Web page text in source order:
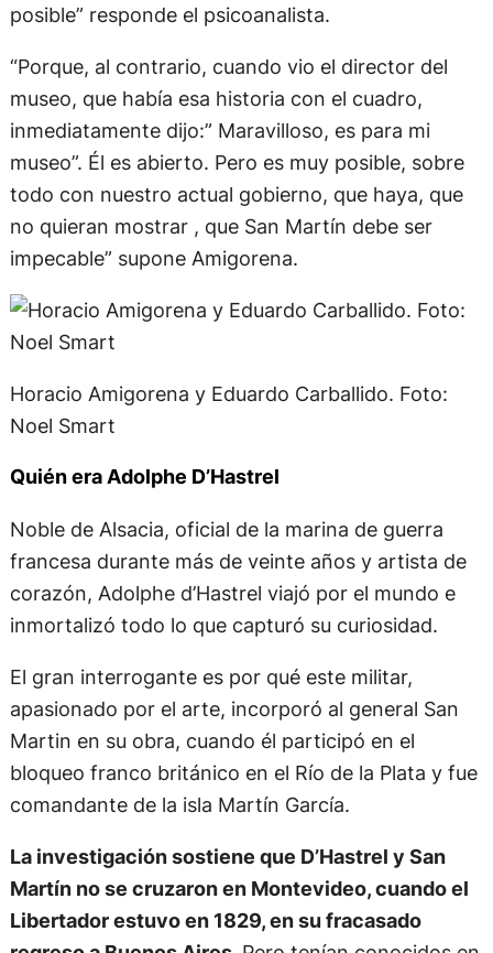
posible” responde el psicoanalista.
“Porque, al contrario, cuando vio el director del
museo, que había esa historia con el cuadro,
inmediatamente dijo:” Maravilloso, es para mi
museo”. Él es abierto. Pero es muy posible, sobre
todo con nuestro actual gobierno, que haya, que
no quieran mostrar , que San Martín debe ser
impecable” supone Amigorena.
Horacio Amigorena y Eduardo Carballido. Foto:
Noel Smart
Quién era Adolphe D’Hastrel
Noble de Alsacia, oficial de la marina de guerra
francesa durante más de veinte años y artista de
corazón, Adolphe d’Hastrel viajó por el mundo e
inmortalizó todo lo que capturó su curiosidad.
El gran interrogante es por qué este militar,
apasionado por el arte, incorporó al general San
Martin en su obra, cuando él participó en el
bloqueo franco británico en el Río de la Plata y fue
comandante de la isla Martín García.
La investigación sostiene que D’Hastrel y San
Martín no se cruzaron en Montevideo, cuando el
Libertador estuvo en 1829, en su fracasado